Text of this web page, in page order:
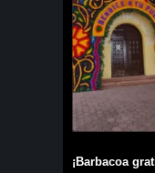
¡Barbacoa